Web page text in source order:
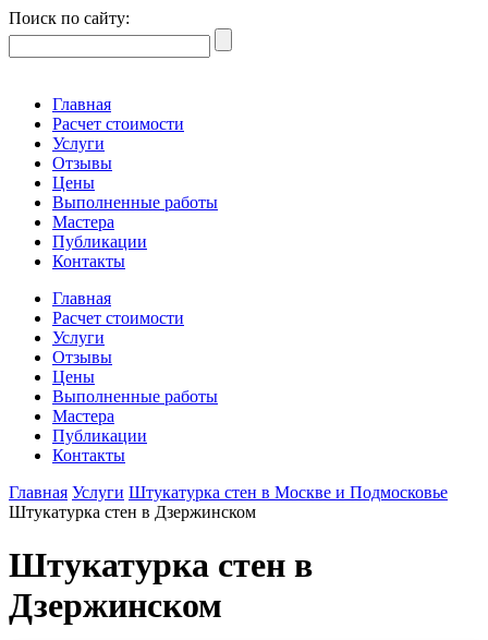
Поиск по сайту:
Главная
Расчет стоимости
Услуги
Отзывы
Цены
Выполненные работы
Мастера
Публикации
Контакты
Главная
Расчет стоимости
Услуги
Отзывы
Цены
Выполненные работы
Мастера
Публикации
Контакты
Главная Услуги Штукатурка стен в Москве и Подмосковье
Штукатурка стен в Дзержинском
Штукатурка стен в
Дзержинском